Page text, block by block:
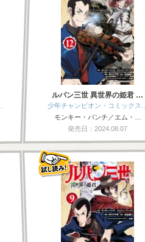
ルパン三世 異世界の姫君 …
少年チャンピオン・コミックス…
モンキー・パンチ／エム・…
発売日：2024.08.07